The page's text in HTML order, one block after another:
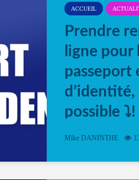
ACCUEIL
Prendre
ligne pour
passeport
d’identité,
possible ⤵️!
Désormais, il est
Mike DANINTHE